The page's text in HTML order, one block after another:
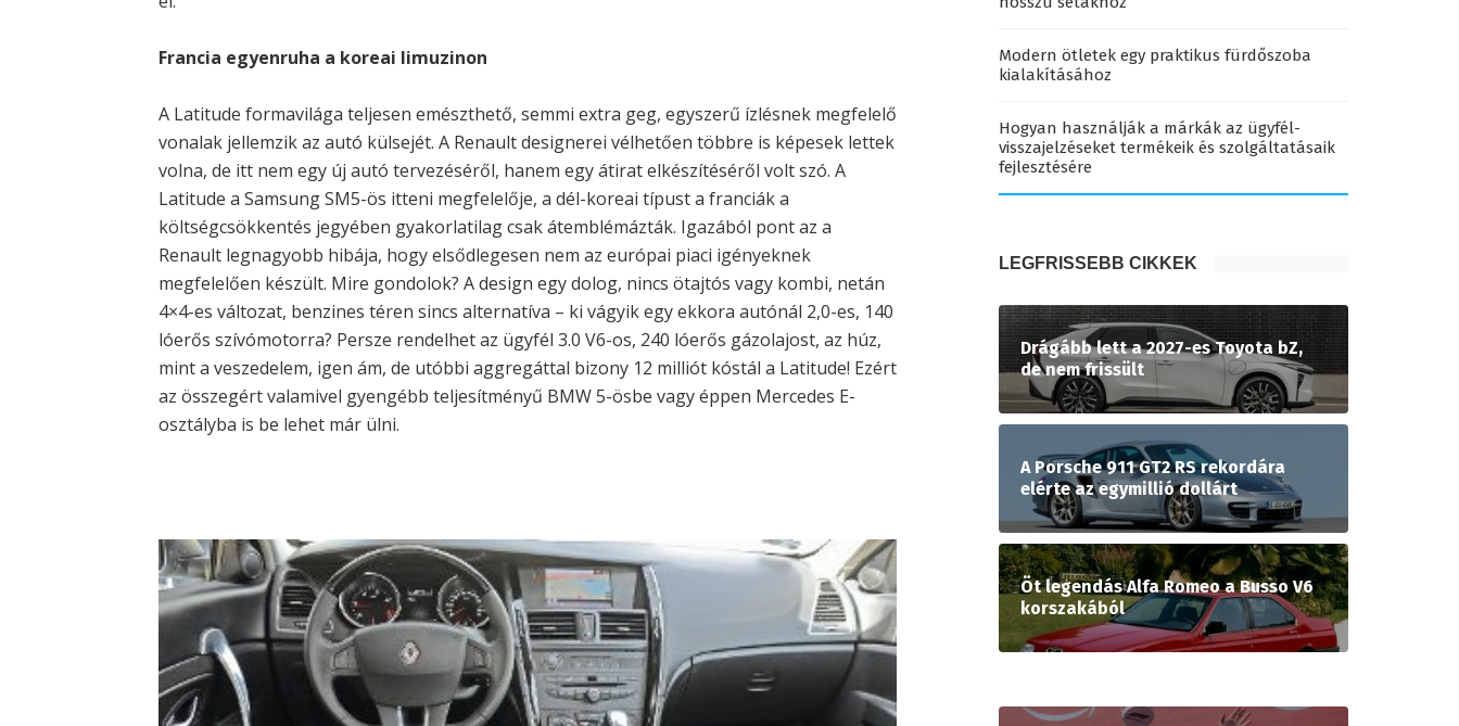
Francia egyenruha a koreai limuzinon
A Latitude formavilága teljesen emészthető, semmi extra geg, egyszerű ízlésnek megfelelő
vonalak jellemzik az autó külsejét. A Renault designerei vélhetően többre is képesek lettek
volna, de itt nem egy új autó tervezéséről, hanem egy átirat elkészítéséről volt szó. A
Latitude a Samsung SM5-ös itteni megfelelője, a dél-koreai típust a franciák a
költségcsökkentés jegyében gyakorlatilag csak átemblémázták. Igazából pont az a
Renault legnagyobb hibája, hogy elsődlegesen nem az európai piaci igényeknek
megfelelően készült. Mire gondolok? A design egy dolog, nincs ötajtós vagy kombi, netán
4×4-es változat, benzines téren sincs alternatíva – ki vágyik egy ekkora autónál 2,0-es, 140
lóerős szívómotorra? Persze rendelhet az ügyfél 3.0 V6-os, 240 lóerős gázolajost, az húz,
mint a veszedelem, igen ám, de utóbbi aggregáttal bizony 12 milliót kóstál a Latitude! Ezért
az összegért valamivel gyengébb teljesítményű BMW 5-ösbe vagy éppen Mercedes E-
osztályba is be lehet már ülni.
Modern ötletek egy praktikus fürdőszoba
kialakításához
Hogyan használják a márkák az ügyfél-
visszajelzéseket termékeik és szolgáltatásaik
fejlesztésére
LEGFRISSEBB CIKKEK
Drágább lett a 2027-es Toyota bZ,
de nem frissült
A Porsche 911 GT2 RS rekordára
elérte az egymillió dollárt
Öt legendás Alfa Romeo a Busso V6
korszakából